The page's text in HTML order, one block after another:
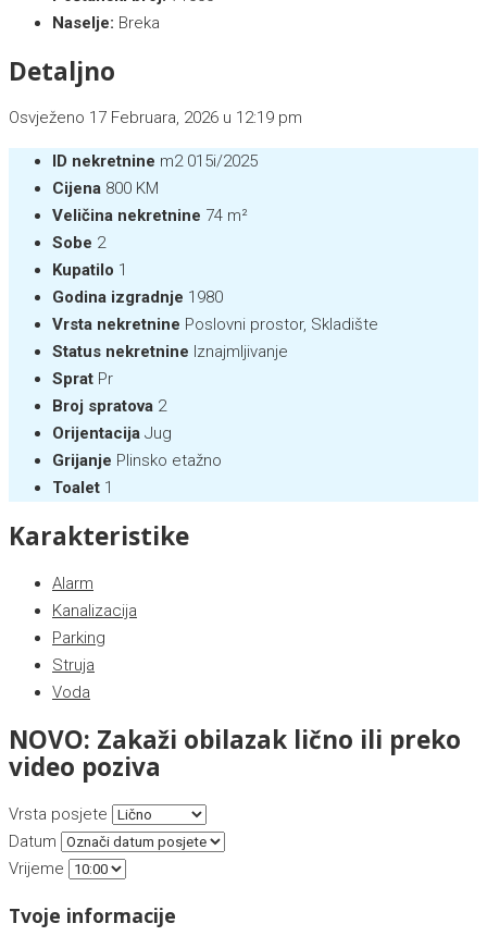
Naselje: Breka
Detaljno
Osvježeno 17 Februara, 2026 u 12:19 pm
ID nekretnine m2 015i/2025
Cijena 800 KM
Veličina nekretnine 74 m²
Sobe 2
Kupatilo 1
Godina izgradnje 1980
Vrsta nekretnine Poslovni prostor, Skladište
Status nekretnine Iznajmljivanje
Sprat Pr
Broj spratova 2
Orijentacija Jug
Grijanje Plinsko etažno
Toalet 1
Karakteristike
Alarm
Kanalizacija
Parking
Struja
Voda
NOVO: Zakaži obilazak lično ili preko
video poziva
Vrsta posjete
Datum
Vrijeme
Tvoje informacije